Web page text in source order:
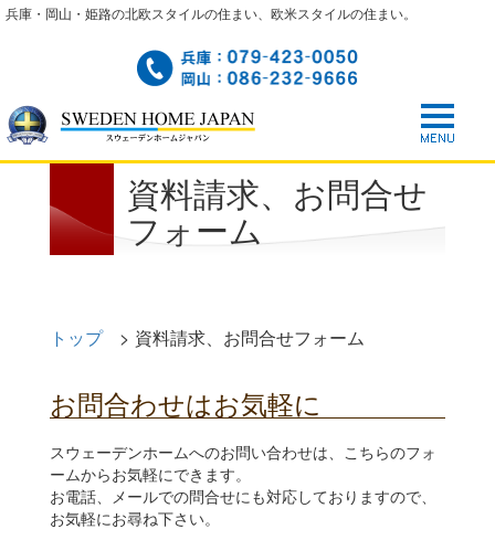
兵庫・岡山・姫路の北欧スタイルの住まい、欧米スタイルの住まい。
資料請求、お問合せ
フォーム
トップ > 資料請求、お問合せフォーム
お問合わせはお気軽に
スウェーデンホームへのお問い合わせは、こちらのフォ
ームからお気軽にできます。
お電話、メールでの問合せにも対応しておりますので、
お気軽にお尋ね下さい。